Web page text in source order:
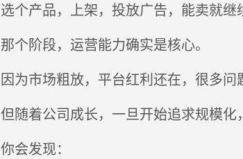
选个产品，上架，投放广告，能卖就继
那个阶段，运营能力确实是核心。
因为市场粗放，平台红利还在，很多问
但随着公司成长，一旦开始追求规模化
你会发现：